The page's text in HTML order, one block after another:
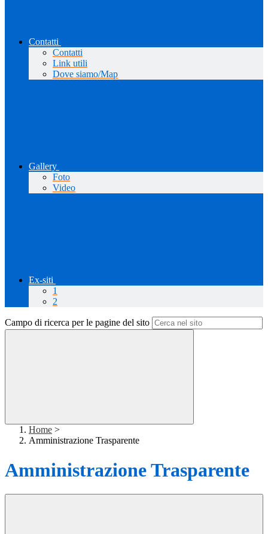
Contatti
Contatti
Link utili
Dove siamo/Map
Gallery
Foto
Video
Ex-siti
1
2
Campo di ricerca per le pagine del sito
Home >
Amministrazione Trasparente
Amministrazione Trasparente